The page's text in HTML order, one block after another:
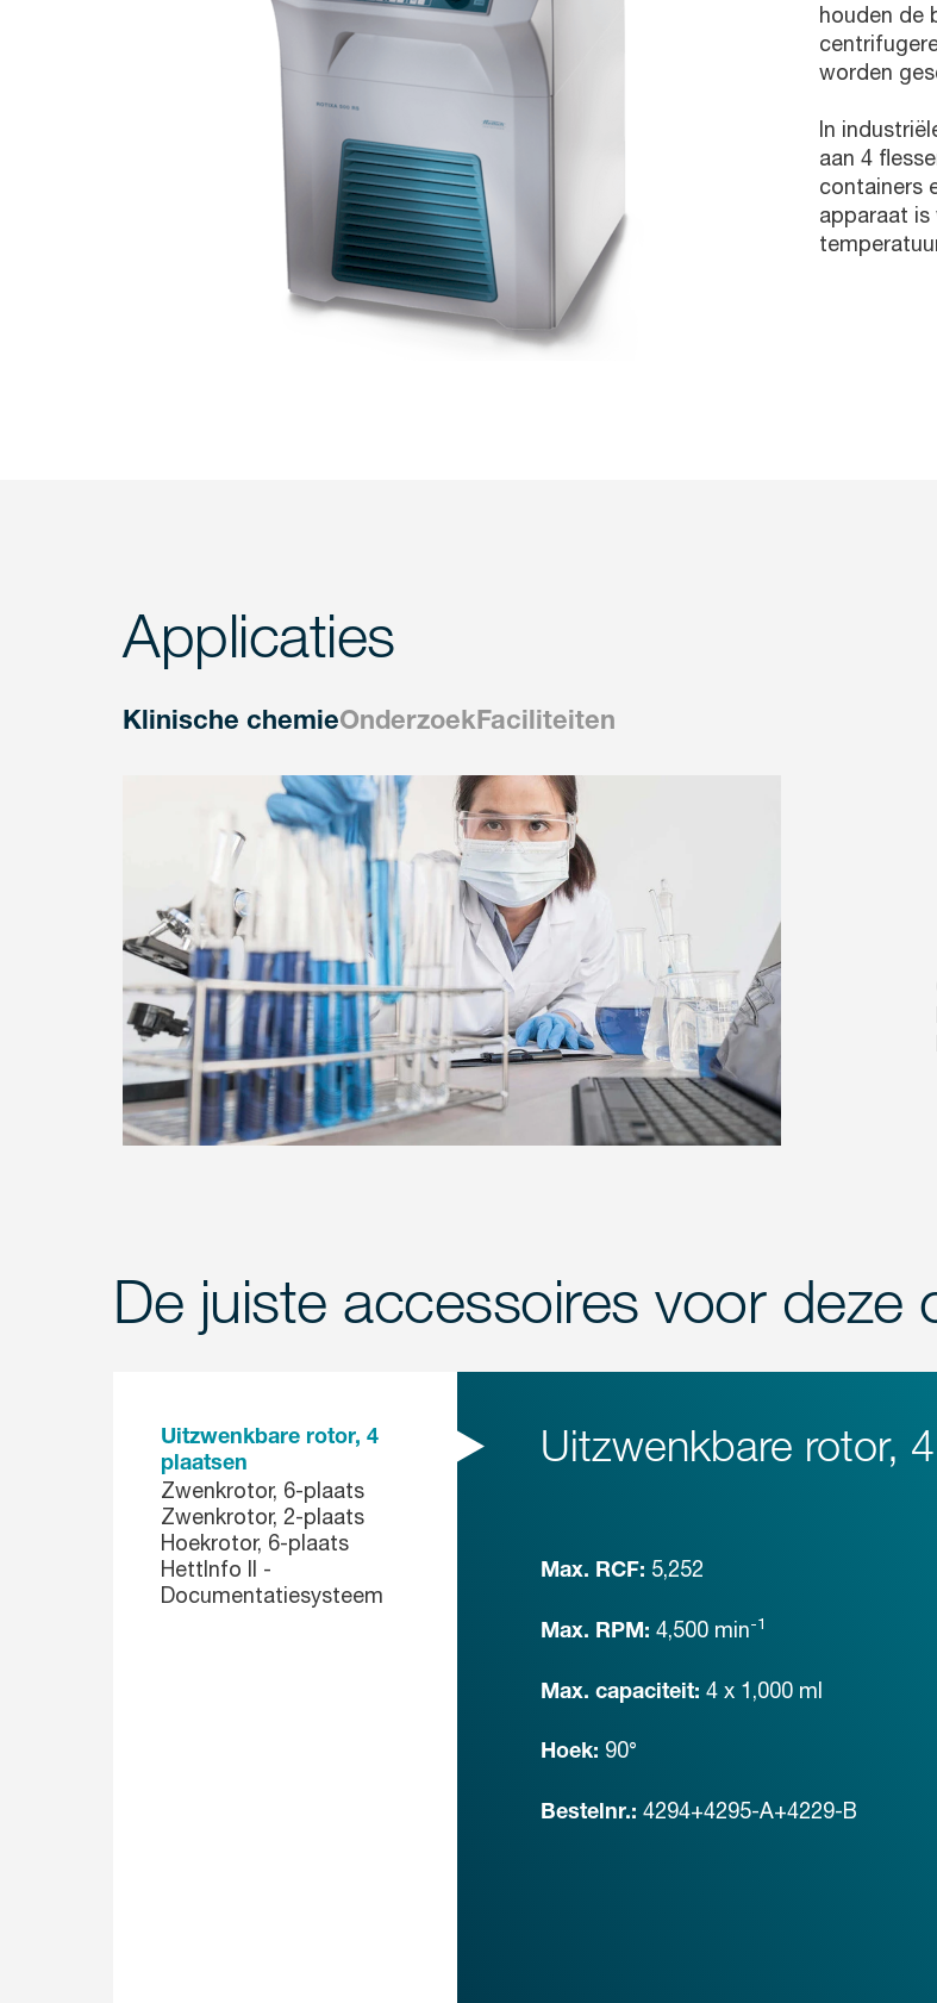
houden de
worden
In
aan 4
containers
apparaat is
Applicaties
Klinische chemieOnderzoekFaciliteiten
De juiste accessoires voor deze
Uitzwenkbare rotor, 4
plaatsen
Zwenkrotor, 6-plaats
Zwenkrotor, 2-plaats
Hoekrotor, 6-plaats
HettInfo II -
Documentatiesysteem
Uitzwenkbare rotor,
Max. RCF: 5,252
Max. RPM: 4,500 min-1
Max. capaciteit: 4 x 1,000 ml
Hoek: 90°
Bestelnr.: 4294+4295-A+4229-B